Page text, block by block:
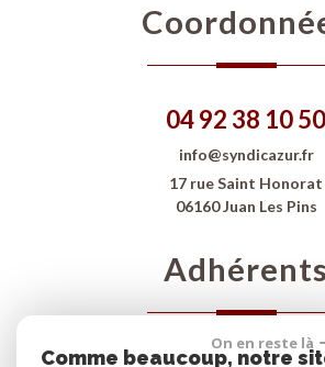
04 92 38 10 50
info@syndicazur.fr
17 rue Saint Honorat
06160 Juan Les Pins
adhérents
On en reste là
Comme beaucoup, notre